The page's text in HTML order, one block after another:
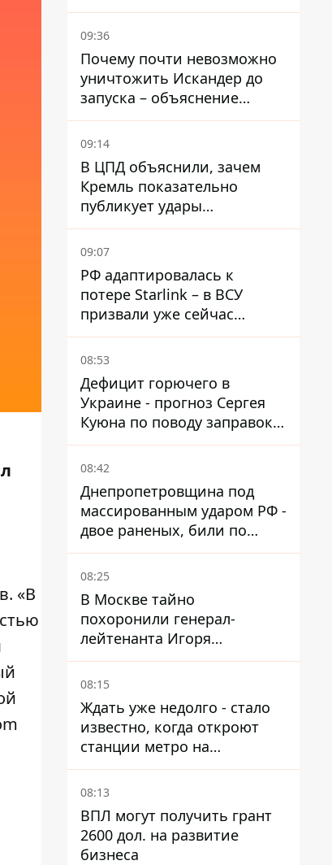
«В
09:36
Почему почти невозможно
уничтожить Искандер до
запуска – объяснение
Флеша
09:14
В ЦПД объяснили, зачем
Кремль показательно
публикует удары
баллистики по Киеву
09:07
РФ адаптировалась к
потере Starlink – в ВСУ
призвали уже сейчас
создавать РЭБ против
новой угрозы
08:53
Дефицит горючего в
Украине - прогноз Сергея
Куюна по поводу заправок и
очередей
08:42
Днепропетровщина под
массированным ударом РФ -
двое раненых, били по
Никопольщине и
Синельниковщине
08:25
В Москве тайно
похоронили генерал-
лейтенанта Игоря
Иерусалимова – мог
погибнуть от взрыва в
08:15
Ждать уже недолго - стало
известно, когда откроют
станции метро на
Виноградаре
08:13
ВПЛ могут получить грант
2600 дол. на развитие
бизнеса